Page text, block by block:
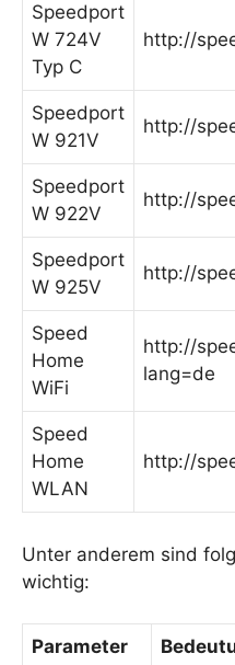
Speedport
W 724V
Typ C
http://
Speedport
W 921V
http://
Speedport
W 922V
http://
Speedport
W 925V
http://
Speed
Home
WiFi
http://
lang=de
Speed
Home
WLAN
http://
Unter anderem sind
wichtig:
Parameter